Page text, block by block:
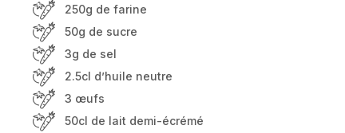
250g de farine
50g de sucre
3g de sel
2.5cl d’huile neutre
3 œufs
50cl de lait demi-écrémé